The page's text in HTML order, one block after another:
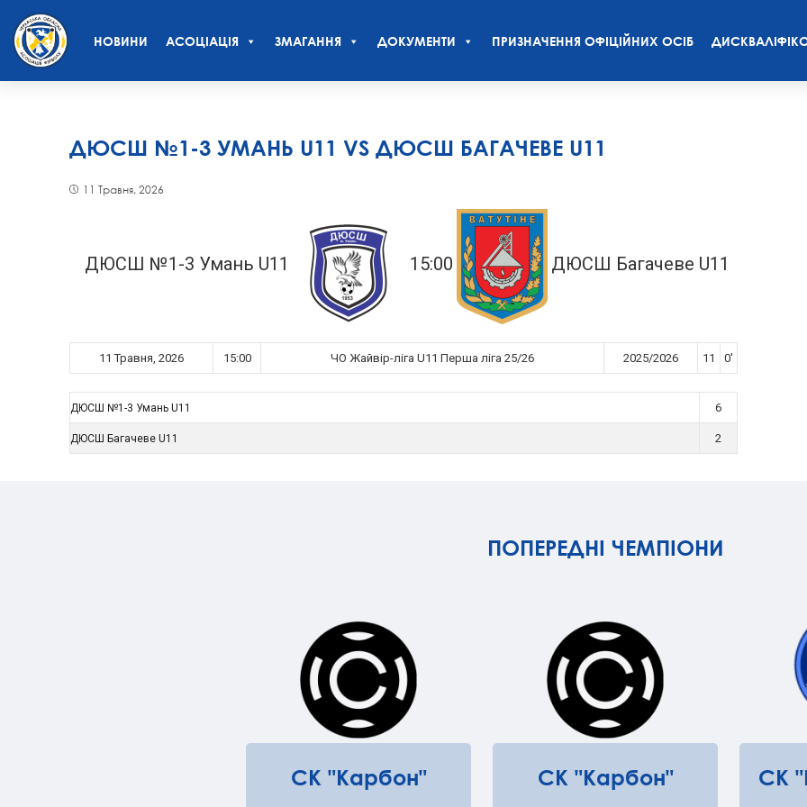
НОВИНИ АСОЦІАЦІЯ ЗМАГАННЯ ДОКУМЕНТИ ПРИЗНАЧЕННЯ ОФІЦІЙНИХ ОСІБ
ДЮСШ №1-3 УМАНЬ U11 VS ДЮСШ БАГАЧЕВЕ U11
11 Травня, 2026
ДЮСШ №1-3 Умань U11 15:00 ДЮСШ Багачеве U11
11 Травня, 2026 15:00 ЧО Жайвір-ліга U11 Перша ліга 25/26 2025/2026 11 0'
ДЮСШ №1-3 Умань U11 6
ДЮСШ Багачеве U11 2
ПОПЕРЕДНІ ЧЕМПІОНИ
СК "Карбон" СК "Карбон" СК